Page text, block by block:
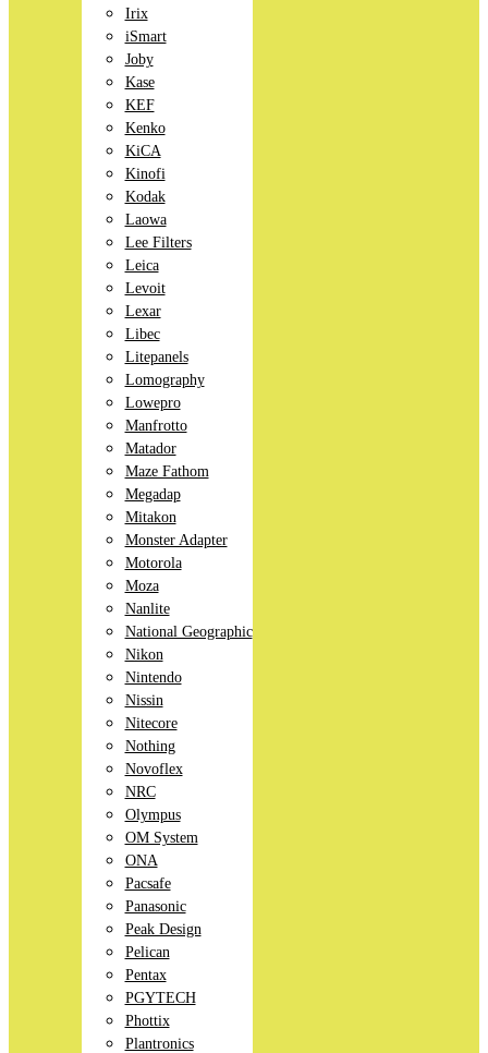
Irix
iSmart
Joby
Kase
KEF
Kenko
KiCA
Kinofi
Kodak
Laowa
Lee Filters
Leica
Levoit
Lexar
Libec
Litepanels
Lomography
Lowepro
Manfrotto
Matador
Maze Fathom
Megadap
Mitakon
Monster Adapter
Motorola
Moza
Nanlite
National Geographic
Nikon
Nintendo
Nissin
Nitecore
Nothing
Novoflex
NRC
Olympus
OM System
ONA
Pacsafe
Panasonic
Peak Design
Pelican
Pentax
PGYTECH
Phottix
Plantronics